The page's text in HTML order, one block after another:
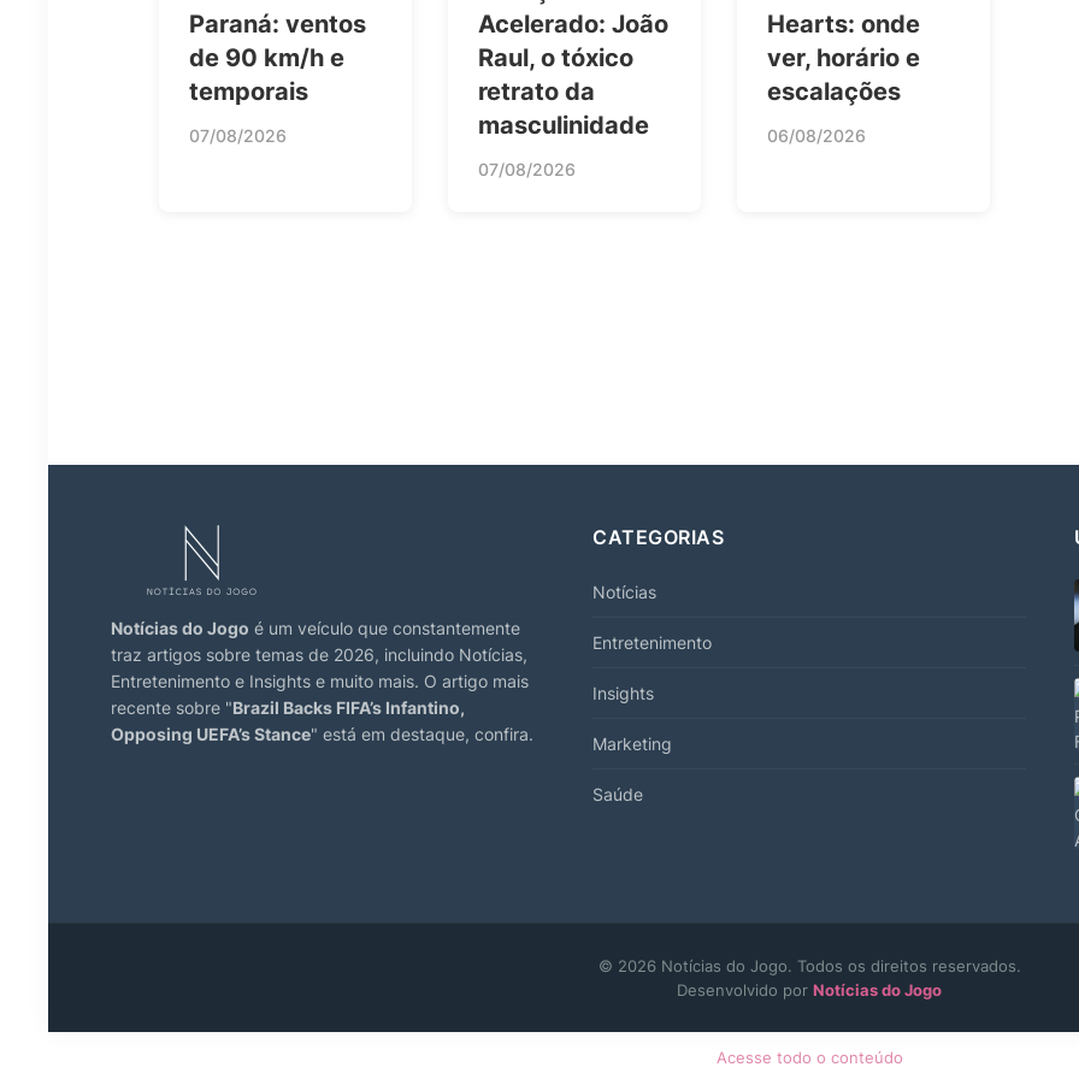
Paraná: ventos
de 90 km/h e
temporais
07/08/2026
Acelerado: João
Raul, o tóxico
retrato da
masculinidade
07/08/2026
Hearts: onde
ver, horário e
escalações
06/08/2026
Notícias do Jogo é um veículo que constantemente
traz artigos sobre temas de 2026, incluindo Notícias,
Entretenimento e Insights e muito mais. O artigo mais
recente sobre "Brazil Backs FIFA’s Infantino,
Opposing UEFA’s Stance" está em destaque, confira.
CATEGORIAS
Notícias
Entretenimento
Insights
Marketing
Saúde
© 2026 Notícias do Jogo. Todos os direitos reservados.
Desenvolvido por Notícias do Jogo
Acesse todo o conteúdo